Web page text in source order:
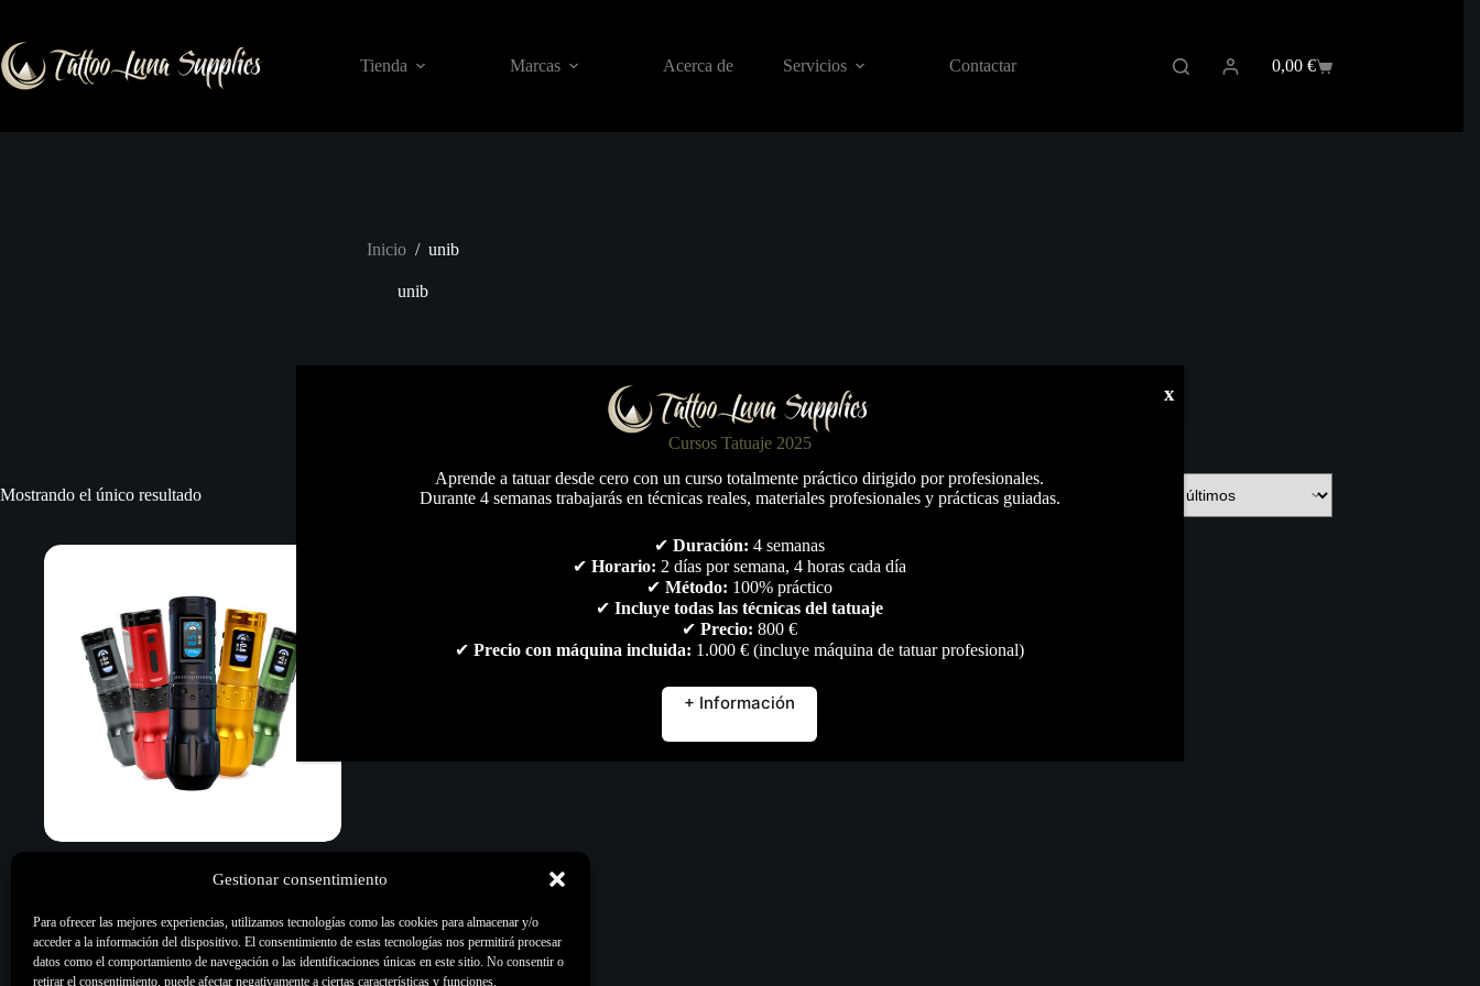
Gestionar consentimiento
Para ofrecer las mejores experiencias, utilizamos tecnologías como las cookies para almacenar y/o
acceder a la información del dispositivo. El consentimiento de estas tecnologías nos permitirá procesar
datos como el comportamiento de navegación o las identificaciones únicas en este sitio. No consentir o
retirar el consentimiento, puede afectar negativamente a ciertas características y funciones.
contenido
Tienda
Marcas Acerca de Servicios Contactar
Carro
0,00 €
Inicio / unib
unib
Mostrando el único resultado
Maquinas de Tatuar,Maquinas Pen,
Todo
Cursos Tatuaje 2025
Aprende a tatuar desde cero con un curso totalmente práctico dirigido por profesionales.
Durante 4 semanas trabajarás en técnicas reales, materiales profesionales y prácticas guiadas.
✔Duración: 4 semanas
✔Horario: 2 días por semana, 4 horas cada día
✔Método: 100% práctico
✔Incluye todas las técnicas del tatuaje
✔Precio: 800 €
✔Precio con máquina incluida: 1.000 € (incluye máquina de tatuar profesional)
+ Información
x